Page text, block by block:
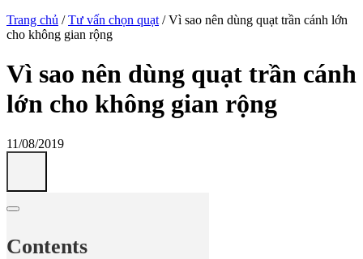
Trang chủ /Tư vấn chọn quạt /Vì sao nên dùng quạt trần cánh lớn
cho không gian rộng
Vì sao nên dùng quạt trần cánh
lớn cho không gian rộng
11/08/2019
Contents